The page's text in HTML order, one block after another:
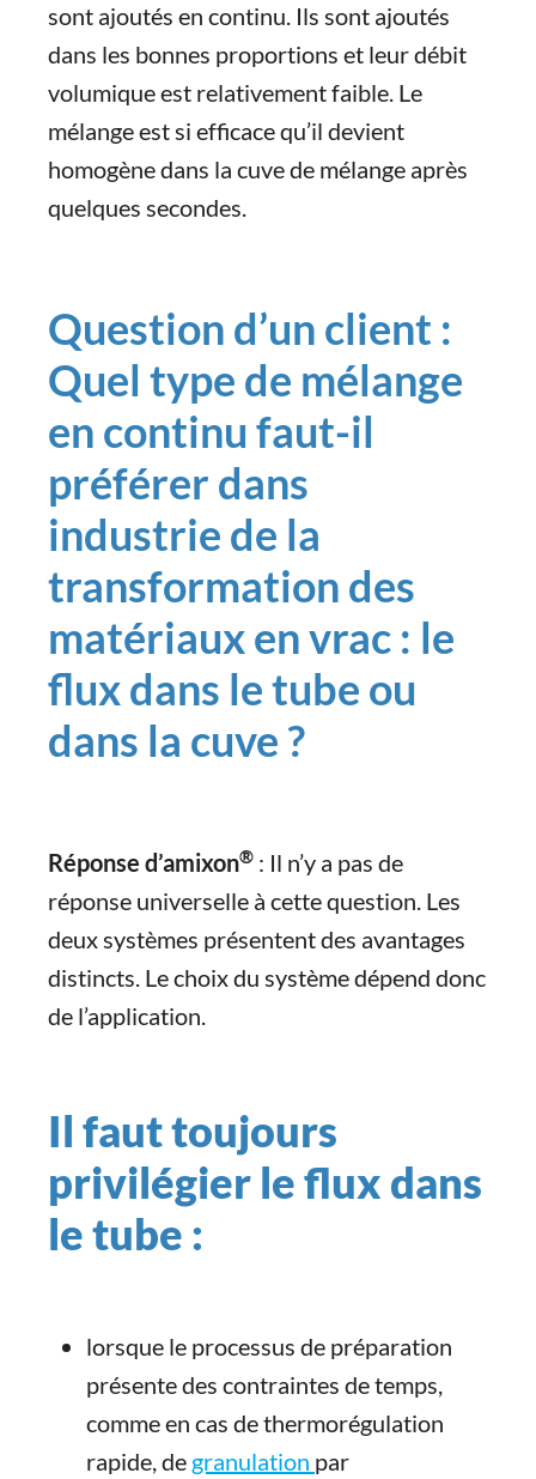
sont ajoutés en continu. Ils sont ajoutés
dans les bonnes proportions et leur débit
volumique est relativement faible. Le
mélange est si efficace qu’il devient
homogène dans la cuve de mélange après
quelques secondes.
Question d’un client :
Quel type de mélange
en continu faut-il
préférer dans
industrie de la
transformation des
matériaux en vrac : le
flux dans le tube ou
dans la cuve ?
Réponse d’amixon® : Il n’y a pas de
réponse universelle à cette question. Les
deux systèmes présentent des avantages
distincts. Le choix du système dépend donc
de l’application.
Il faut toujours
privilégier le flux dans
le tube :
lorsque le processus de préparation
présente des contraintes de temps,
comme en cas de thermorégulation
rapide, de granulation par